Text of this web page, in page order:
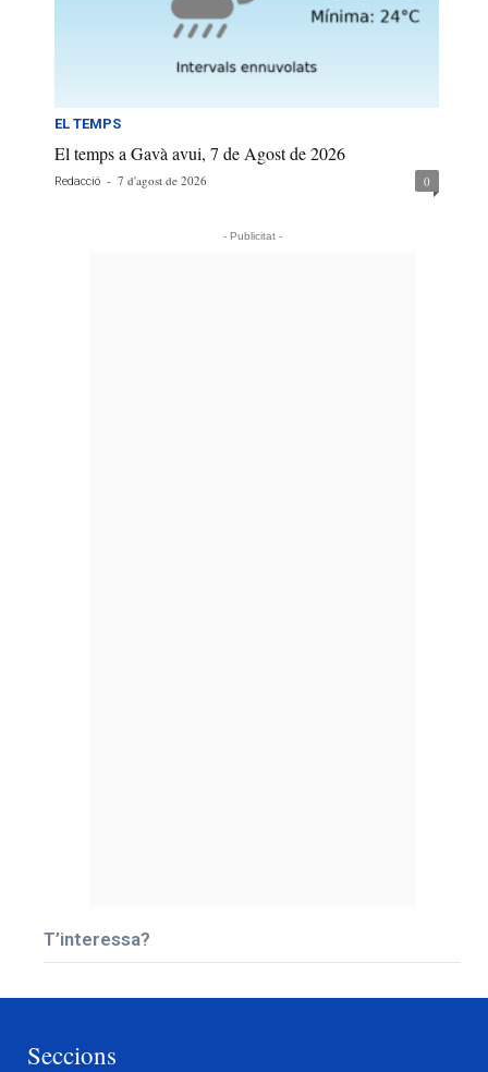
EL TEMPS
El temps a Gavà avui, 7 de Agost de 2026
Redacció - 7 d'agost de 2026 0
- Publicitat -
T’interessa?
Seccions